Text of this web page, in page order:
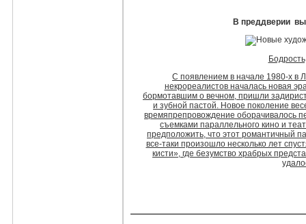
В преддверии
С появлением в начале 1980-х в
некрореалистов началась новая
бормотавшим о вечном, пришли
и зубной пастой. Новое поколение
времяпрепровождение оборачивалось
съемками параллельного кино и
предположить, что этот романтичный
все-таки произошло несколько лет
кисти», где безумство храбрых